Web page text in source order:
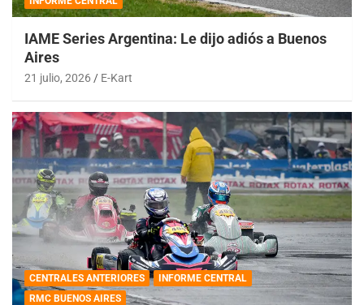
IAME Series Argentina: Le dijo adiós a Buenos
Aires
21 julio, 2026 E-Kart
CENTRALES ANTERIORES
INFORME CENTRAL
RMC BUENOS AIRES